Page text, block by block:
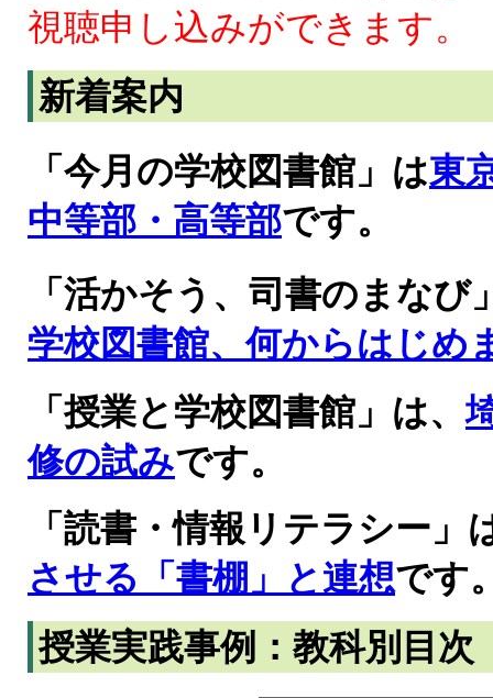
視聴申し込みができます。
新着案内
「今月の学校図書館」は東
中等部・高等部です。
「活かそう、司書のまなび
学校図書館、何からはじめ
「授業と学校図書館」は、
修の試みです。
「読書・情報リテラシー」
させる「書棚」と連想です
授業実践事例：教科別目次